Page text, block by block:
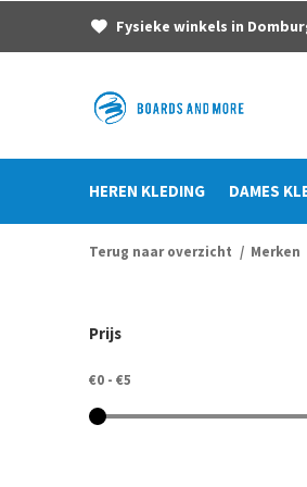
HEREN KLEDING DAMES
Fysieke winkels in Domburg &
Terug naar overzicht Merken
Prijs
€0 - €5